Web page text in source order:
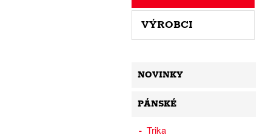
VÝROBCI
NOVINKY
PÁNSKÉ
Trika